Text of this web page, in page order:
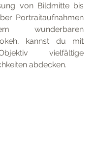
von Bildmitte bis
Portraitaufnahmen
wunderbaren
kannst du mit
vielfältige
abdecken.